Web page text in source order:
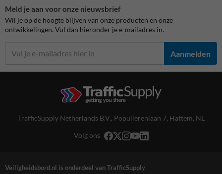
Meld je aan voor onze nieuwsbrief
Wil je op de hoogte blijven van onze producten en onze
ontwikkelingen. Vul dan hieronder je e-mailadres in.
Aanmelden
TrafficSupply Netherlands B.V., Populierenlaan 7, Hattem, NL
Volg ons
Veiligheidsbord.nl is onderdeel van TrafficSupply